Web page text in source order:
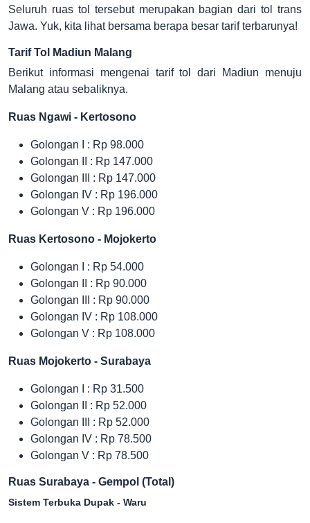
Seluruh ruas tol tersebut merupakan bagian dari tol trans
Jawa. Yuk, kita lihat bersama berapa besar tarif terbarunya!
Tarif Tol Madiun Malang
Berikut informasi mengenai tarif tol dari Madiun menuju
Malang atau sebaliknya.
Ruas Ngawi - Kertosono
Golongan I : Rp 98.000
Golongan II : Rp 147.000
Golongan III : Rp 147.000
Golongan IV : Rp 196.000
Golongan V : Rp 196.000
Ruas Kertosono - Mojokerto
Golongan I : Rp 54.000
Golongan II : Rp 90.000
Golongan III : Rp 90.000
Golongan IV : Rp 108.000
Golongan V : Rp 108.000
Ruas Mojokerto - Surabaya
Golongan I : Rp 31.500
Golongan II : Rp 52.000
Golongan III : Rp 52.000
Golongan IV : Rp 78.500
Golongan V : Rp 78.500
Ruas Surabaya - Gempol (Total)
Sistem Terbuka Dupak - Waru